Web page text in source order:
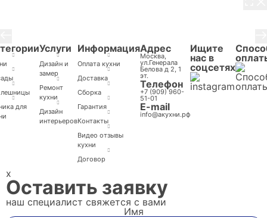
для
Услуги
Дизайн и
замер
Ремонт
кухни
Дизайн
интерьеров
Информация
Оплата кухни
Доставка
Cборка
Гарантия
Контакты
Видео отзывы
кухни
Договор
Адрес
Москва,
ул.Генерала
Белова д 2, 1
эт.
Телефон
+7 (909) 960-
51-01
E-mail
info@акухни.рф
Ищите
нас в
соцсетях
x
Оставить заявку
наш специалист свяжется с вами
Имя